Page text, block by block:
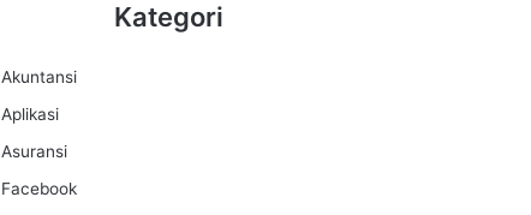
Kategori
Akuntansi
Aplikasi
Asuransi
Facebook